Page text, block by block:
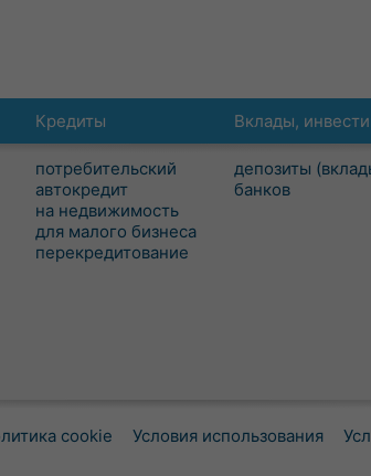
Кредиты
потребительский
автокредит
на недвижимость
для малого бизнеса
перекредитование
Вклады,
депозиты
банков
cookie Условия использования